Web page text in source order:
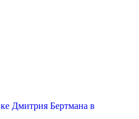
Дмитрия Бертмана в